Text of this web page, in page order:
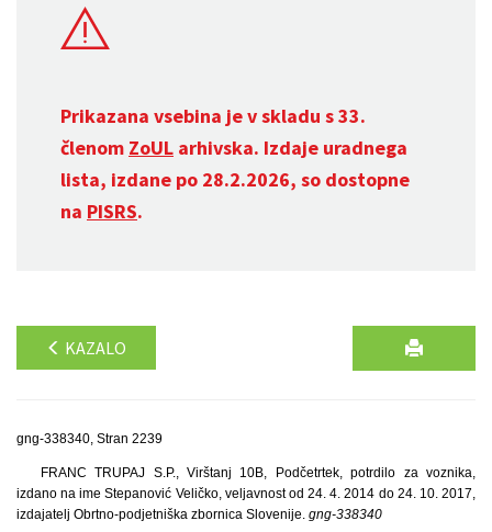
Prikazana vsebina je v skladu s 33.
členom ZoUL arhivska. Izdaje uradnega
lista, izdane po 28.2.2026, so dostopne
na PISRS.
KAZALO
gng-338340, Stran 2239
FRANC TRUPAJ S.P., Virštanj 10B, Podčetrtek, potrdilo za voznika,
izdano na ime Stepanović Veličko, veljavnost od 24. 4. 2014 do 24. 10. 2017,
izdajatelj Obrtno-podjetniška zbornica Slovenije. gng-338340